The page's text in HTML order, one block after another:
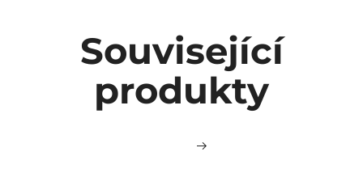
Související
produkty